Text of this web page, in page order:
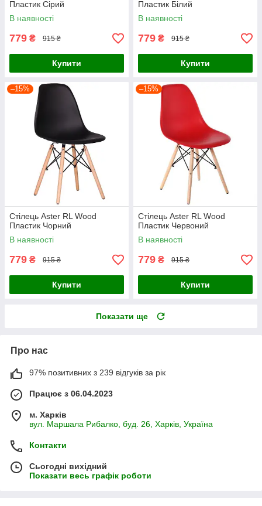
Пластик Сірий
В наявності
779 ₴ 915 ₴
Купити
Пластик Білий
В наявності
779 ₴ 915 ₴
Купити
–15%
Стілець Aster RL Wood
Пластик Чорний
В наявності
779 ₴ 915 ₴
Купити
–15%
Стілець Aster RL Wood
Пластик Червоний
В наявності
779 ₴ 915 ₴
Купити
Показати ще
Про нас
97% позитивних з 239 відгуків за рік
Працює з 06.04.2023
м. Харків
вул. Маршала Рибалко, буд. 26, Харків, Україна
Контакти
Сьогодні вихідний
Показати весь графік роботи